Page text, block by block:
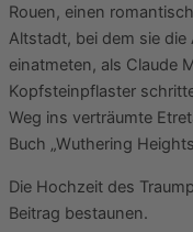
Rouen, einen
Altstadt, bei dem sie
einatmeten, als Claude
Kopfsteinpflaster
Weg ins verträumte
Buch „Wuthering
Die Hochzeit des
Beitrag bestaunen.